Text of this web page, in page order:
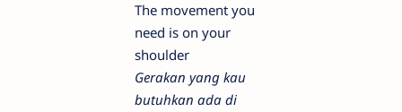
The movement you
need is on your
shoulder
Gerakan yang kau
butuhkan ada di